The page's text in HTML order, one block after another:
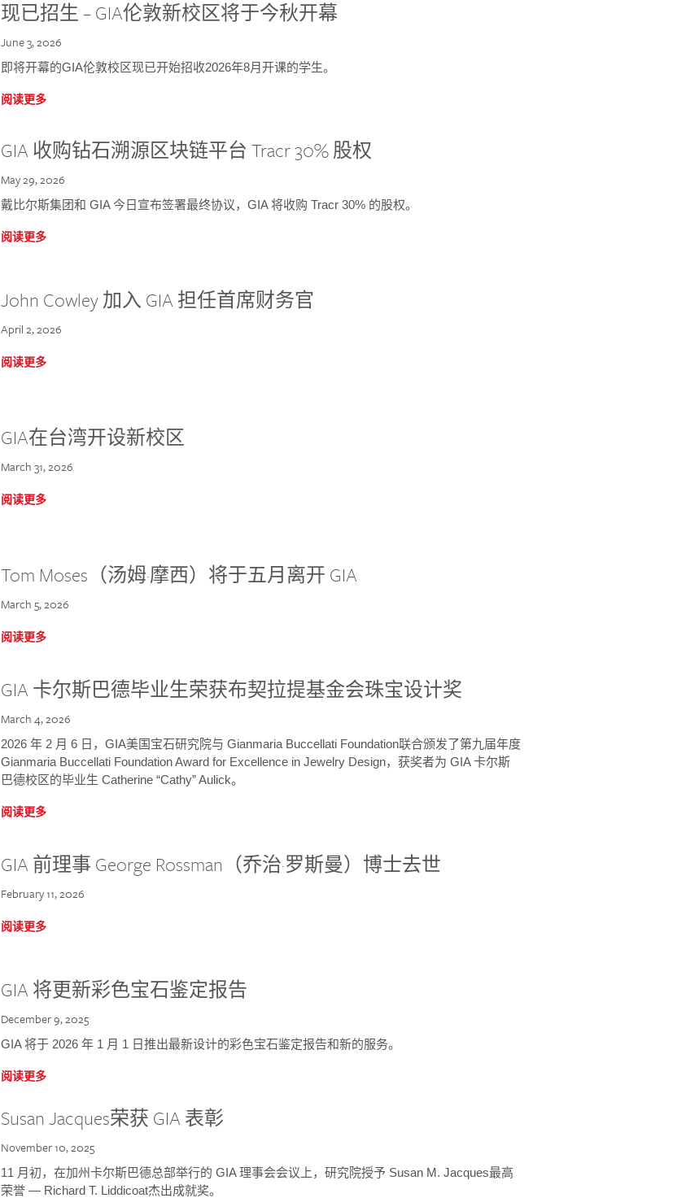
现已招生 – GIA伦敦新校区将于今秋开幕
June 3, 2026
即将开幕的GIA伦敦校区现已开始招收2026年8月开课的学生。
阅读更多
GIA 收购钻石溯源区块链平台 Tracr 30% 股权
May 29, 2026
戴比尔斯集团和 GIA 今日宣布签署最终协议，GIA 将收购 Tracr 30% 的股权。
阅读更多
John Cowley 加入 GIA 担任首席财务官
April 2, 2026
阅读更多
GIA在台湾开设新校区
March 31, 2026
阅读更多
Tom Moses（汤姆·摩西）将于五月离开 GIA
March 5, 2026
阅读更多
GIA 卡尔斯巴德毕业生荣获布契拉提基金会珠宝设计奖
March 4, 2026
2026 年 2 月 6 日，GIA美国宝石研究院与 Gianmaria Buccellati Foundation联合颁发了第九届年度
Gianmaria Buccellati Foundation Award for Excellence in Jewelry Design，获奖者为 GIA 卡尔斯
巴德校区的毕业生 Catherine “Cathy” Aulick。
阅读更多
GIA 前理事 George Rossman（乔治·罗斯曼）博士去世
February 11, 2026
阅读更多
GIA 将更新彩色宝石鉴定报告
December 9, 2025
GIA 将于 2026 年 1 月 1 日推出最新设计的彩色宝石鉴定报告和新的服务。
阅读更多
Susan Jacques荣获 GIA 表彰
November 10, 2025
11 月初，在加州卡尔斯巴德总部举行的 GIA 理事会会议上，研究院授予 Susan M. Jacques最高
荣誉 — Richard T. Liddicoat杰出成就奖。